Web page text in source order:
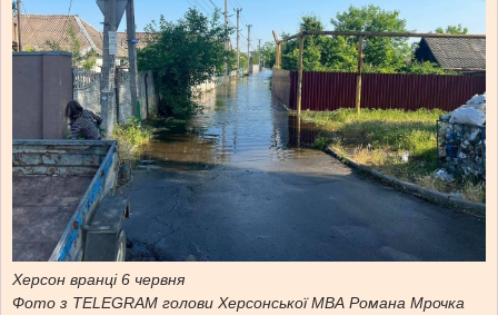
Херсон вранці 6 червня
Фото з TELEGRAM голови Херсонської МВА Романа Мрочка